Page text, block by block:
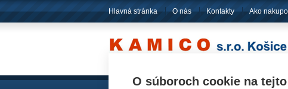
Hlavná stránka O nás Kontakty Ako
O súboroch cookie na